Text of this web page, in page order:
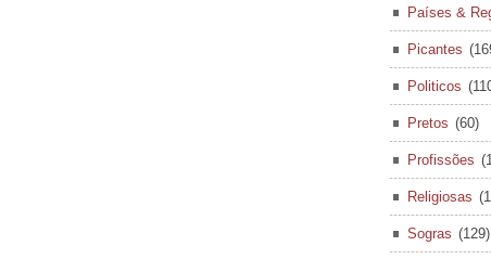
Países &
Picantes
Politicos
Pretos (60)
Profissões
Religiosas
Sogras (129)